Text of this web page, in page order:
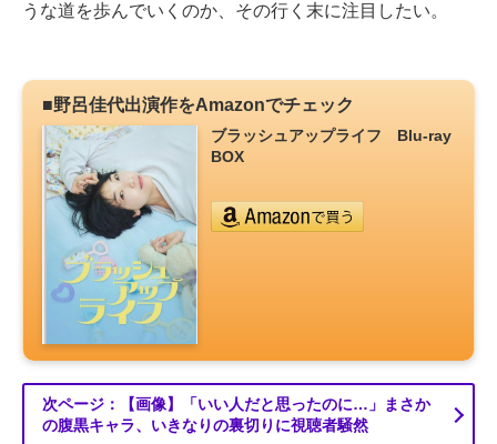
うな道を歩んでいくのか、その行く末に注目したい。
■野呂佳代出演作をAmazonでチェック
ブラッシュアップライフ Blu-ray
BOX
次ページ：【画像】「いい人だと思ったのに…」まさか
の腹黒キャラ、いきなりの裏切りに視聴者騒然